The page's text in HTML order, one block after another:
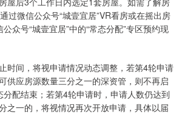
过微信公众号“城壹宜居”VR看房或在摇出房
众号“城壹宜居”中的“常态分配”专区预约现
间，将视申请情况动态调整，若第4轮申请
供应房源数量三分之一的深资管，则不再启
配结束；若第4轮申请时，申请人数仍达到
之一的，将视情况再次开放申请，具体以届